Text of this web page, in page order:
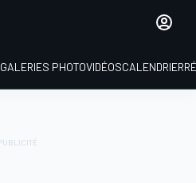
GALERIES PHOTOVIDÉOSCALENDRIER